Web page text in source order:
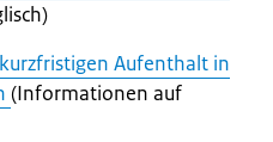
Aufenthalt in
(Informationen auf